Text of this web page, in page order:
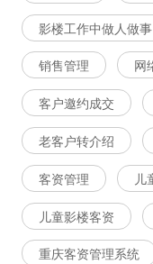
影楼工作中做人做事
销售管理 网
客户邀约成交
老客户转介绍
客资管理 儿
儿童影楼客资
重庆客资管理系统